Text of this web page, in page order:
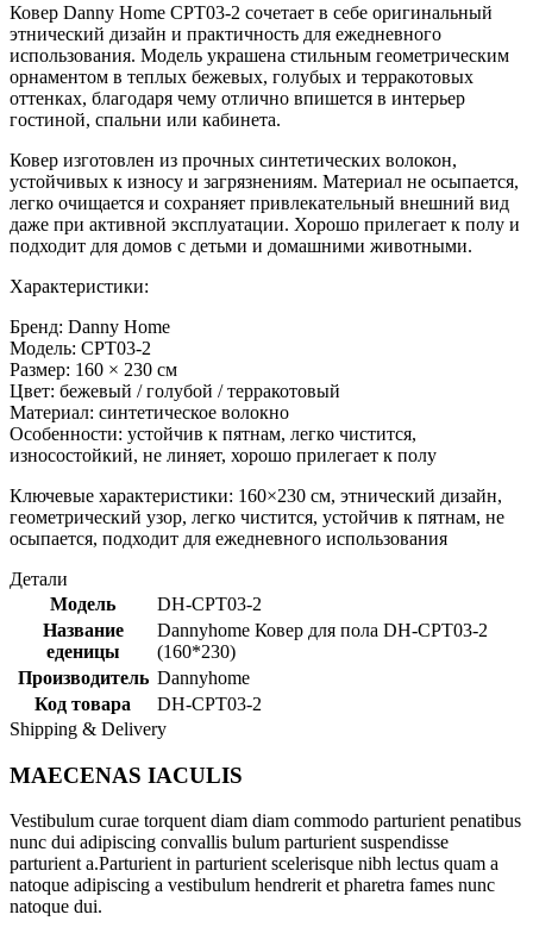
Ковер Danny Home CPT03-2 сочетает в себе оригинальный
этнический дизайн и практичность для ежедневного
использования. Модель украшена стильным геометрическим
орнаментом в теплых бежевых, голубых и терракотовых
оттенках, благодаря чему отлично впишется в интерьер
гостиной, спальни или кабинета.
Ковер изготовлен из прочных синтетических волокон,
устойчивых к износу и загрязнениям. Материал не осыпается,
легко очищается и сохраняет привлекательный внешний вид
даже при активной эксплуатации. Хорошо прилегает к полу и
подходит для домов с детьми и домашними животными.
Характеристики:
Бренд: Danny Home
Модель: CPT03-2
Размер: 160 × 230 см
Цвет: бежевый / голубой / терракотовый
Материал: синтетическое волокно
Особенности: устойчив к пятнам, легко чистится,
износостойкий, не линяет, хорошо прилегает к полу
Ключевые характеристики: 160×230 см, этнический дизайн,
геометрический узор, легко чистится, устойчив к пятнам, не
осыпается, подходит для ежедневного использования
Детали
Модель
DH-CPT03-2
Название
еденицы
Dannyhome Ковер для пола DH-CPT03-2
(160*230)
Производитель Dannyhome
Код товара
DH-CPT03-2
Shipping & Delivery
MAECENAS IACULIS
Vestibulum curae torquent diam diam commodo parturient penatibus
nunc dui adipiscing convallis bulum parturient suspendisse
parturient a.Parturient in parturient scelerisque nibh lectus quam a
natoque adipiscing a vestibulum hendrerit et pharetra fames nunc
natoque dui.